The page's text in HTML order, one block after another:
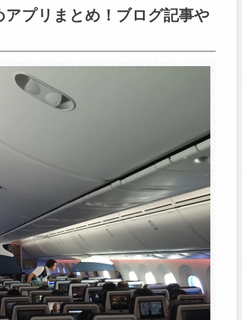
プリまとめ！ブログ記事や